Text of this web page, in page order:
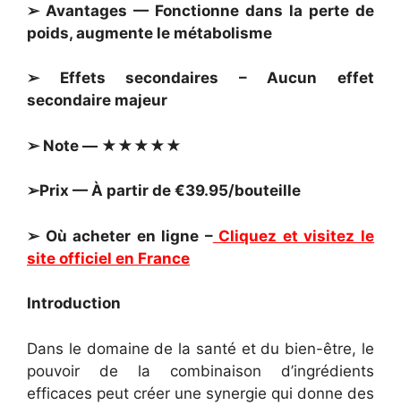
➢ Avantages — Fonctionne dans la perte de
poids, augmente le métabolisme
➢ Effets secondaires – Aucun effet
secondaire majeur
➢ Note — ★★★★★
➢Prix — À partir de €39.95/bouteille
➢ Où acheter en ligne –Cliquez et visitez le
site officiel en France
Introduction
Dans le domaine de la santé et du bien-être, le
pouvoir de la combinaison d’ingrédients
efficaces peut créer une synergie qui donne des